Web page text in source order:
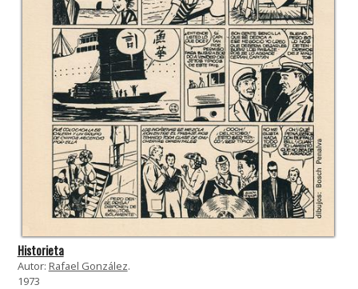
Historieta
Autor: Rafael González.
1973